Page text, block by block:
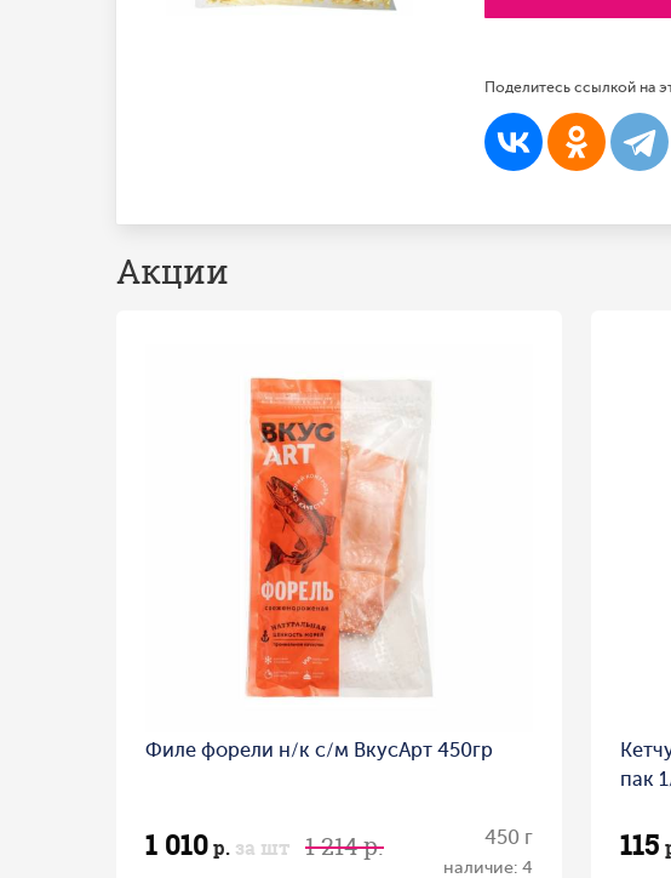
Поделитесь ссылкой на
Акции
Филе форели н/к с/м ВкусАрт 450гр
1 010р. за шт 1 214 р. 450 г
наличие: 4
пак
115